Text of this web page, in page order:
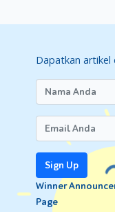
Dapatkan artikel
Sign Up
Winner
Page